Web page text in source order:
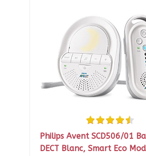
Philips Avent SCD506/01
DECT Blanc, Smart Eco